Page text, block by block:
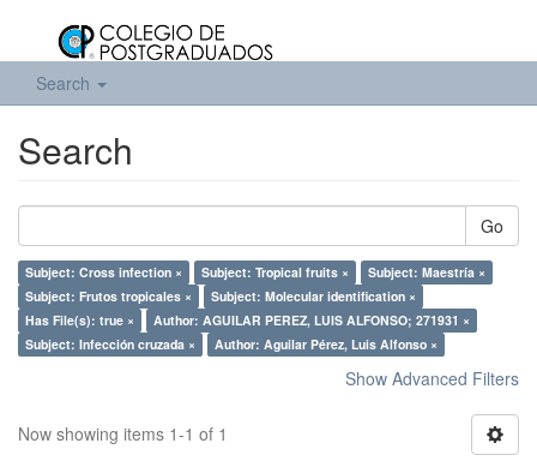
Search
Search
Go
Subject: Cross infection × Subject: Tropical fruits ×
Subject: Maestría ×
Subject: Frutos tropicales ×
Subject: Molecular identification ×
Has File(s): true ×
Author: AGUILAR PEREZ, LUIS ALFONSO; 271931 ×
Subject: Infección cruzada ×
Author: Aguilar Pérez, Luis Alfonso ×
Show Advanced Filters
Now showing items 1-1 of 1